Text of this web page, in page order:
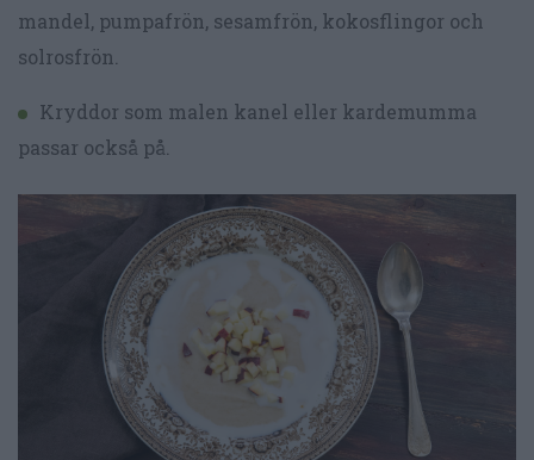
mandel, pumpafrön, sesamfrön, kokosflingor och
solrosfrön.
Kryddor som malen kanel eller kardemumma
passar också på.